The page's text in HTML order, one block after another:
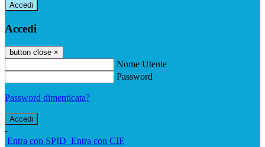
Accedi
Accedi
button close ×
Nome Utente
Password
Password dimenticata?
-
Entra con SPID Entra con CIE